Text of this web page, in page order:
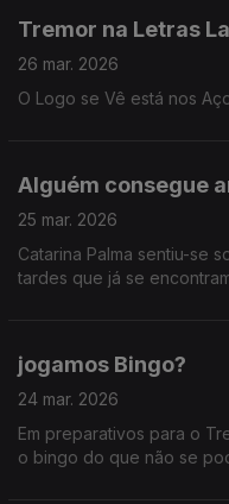
Tremor na Letras
26 mar. 2026
O Logo se Vê está nos
Alguém consegue
25 mar. 2026
Catarina Palma sentiu-se
tardes que já se
jogamos Bingo?
24 mar. 2026
Em preparativos para o
o bingo do que não se